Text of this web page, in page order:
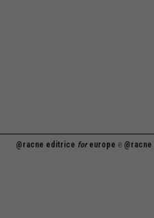
@racne editrice foreurope e @racne